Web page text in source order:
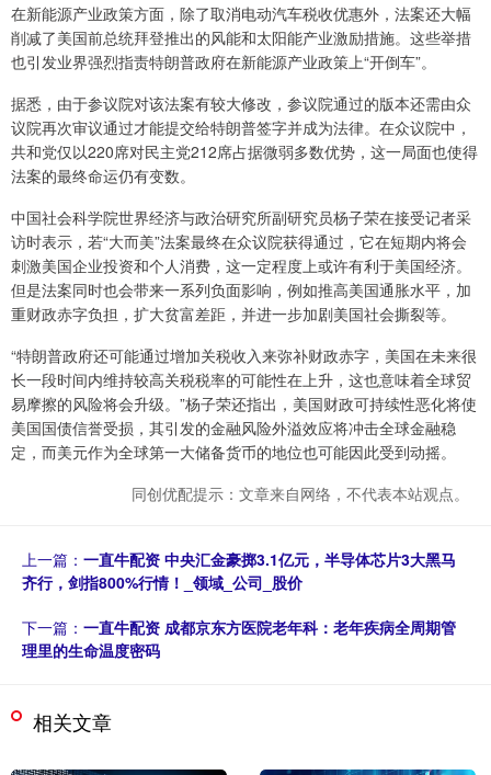
在新能源产业政策方面，除了取消电动汽车税收优惠外，法案还大幅
削减了美国前总统拜登推出的风能和太阳能产业激励措施。这些举措
也引发业界强烈指责特朗普政府在新能源产业政策上“开倒车”。
据悉，由于参议院对该法案有较大修改，参议院通过的版本还需由众
议院再次审议通过才能提交给特朗普签字并成为法律。在众议院中，
共和党仅以220席对民主党212席占据微弱多数优势，这一局面也使得
法案的最终命运仍有变数。
中国社会科学院世界经济与政治研究所副研究员杨子荣在接受记者采
访时表示，若“大而美”法案最终在众议院获得通过，它在短期内将会
刺激美国企业投资和个人消费，这一定程度上或许有利于美国经济。
但是法案同时也会带来一系列负面影响，例如推高美国通胀水平，加
重财政赤字负担，扩大贫富差距，并进一步加剧美国社会撕裂等。
“特朗普政府还可能通过增加关税收入来弥补财政赤字，美国在未来很
长一段时间内维持较高关税税率的可能性在上升，这也意味着全球贸
易摩擦的风险将会升级。”杨子荣还指出，美国财政可持续性恶化将使
美国国债信誉受损，其引发的金融风险外溢效应将冲击全球金融稳
定，而美元作为全球第一大储备货币的地位也可能因此受到动摇。
同创优配提示：文章来自网络，不代表本站观点。
上一篇： 一直牛配资 中央汇金豪掷3.1亿元，半导体芯片3大黑马
齐行，剑指800%行情！_领域_公司_股价
下一篇： 一直牛配资 成都京东方医院老年科：老年疾病全周期管
理里的生命温度密码
相关文章